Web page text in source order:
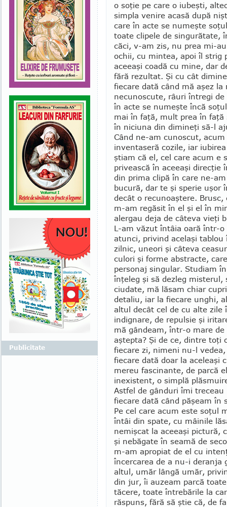
o soţie pe care o iubeşti,
simpla venire acasă după
care în acte se numeşte
toate clipele de singurătate,
căci, v-am zis, nu prea mi-
ochii, cu min­tea, apoi îl strig
aceeaşi coadă cu mine, dar
fără rezultat. Şi cu cât
fiecare dată când mă aşez
necunoscute, râuri întregi
în acte se nu­meşte încă
mai în faţă, mult prea în faţă
în niciuna din dimineţi să-l
Când ne-am cunoscut,
inventaseră cozile, iar
ştiam că el, cel care acum e
privească în aceeaşi direcţie
din prima clipă în care ne-
bucură, dar te şi sperie uşor
decât o recu­noaş­tere.
m-am regăsit în el şi el în
alergau deja de câteva vieţi
L-am văzut întâia oară în­tr-
atunci, privind ace­laşi
zilnic, une­ori şi câteva
culori şi forme abstrac­te,
personaj singular. Studiam
înţeleg şi să dezleg misterul,
ciudate, mă lăsam chiar
de­taliu, iar la fiecare unghi,
altul decât cel de cu alte zile
indignare, de repulsie şi
mă gândeam, într-o mare de
aştepta? Şi de ce, dintre toţi
fie­care zi, nimeni nu-l
fiecare dată doar la aceleaşi
mereu fascinante, de par­că
inexistent, o simplă
Astfel de gânduri îmi
fiecare dată când păşeam în
Pe cel care acum este soţul
întâi din spate, cu mâinile
nemişcat la aceeaşi pictură,
şi nebăgate în seamă de
m-am apro­piat de el cu
încercarea de a nu-i deranja
altul, umăr lângă umăr,
din jur, îi auzeam parcă
tăcere, toate întrebările la
răspuns, fără să ştie că, de
Publicitate